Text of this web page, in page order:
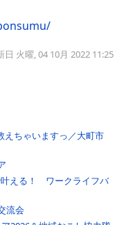
日 火曜, 04 10月 2022 11:25
えちゃいますっ／大町市
叶える！ ワークライフバ
流会